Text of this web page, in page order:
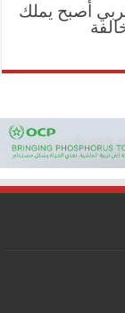
أصبح يملك